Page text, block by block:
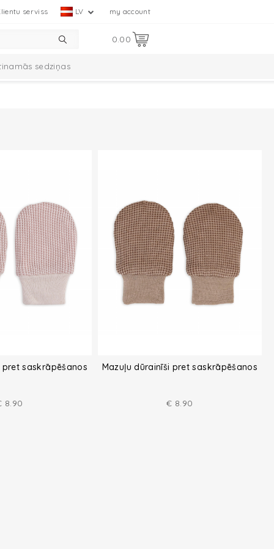
my account
LV
serviss
0.00
sedziņas
pret saskrāpēšanos
8.90
Mazuļu dūrainīši pret saskrāpēšanos
€ 8.90